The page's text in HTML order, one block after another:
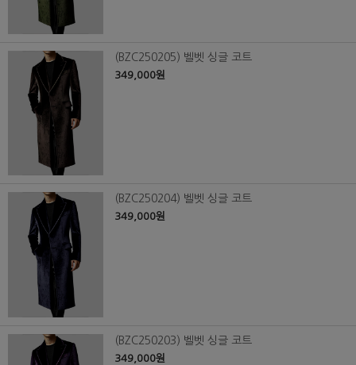
(BZC250205) 벨벳 싱글 코트
349,000원
(BZC250204) 벨벳 싱글 코트
349,000원
(BZC250203) 벨벳 싱글 코트
349,000원